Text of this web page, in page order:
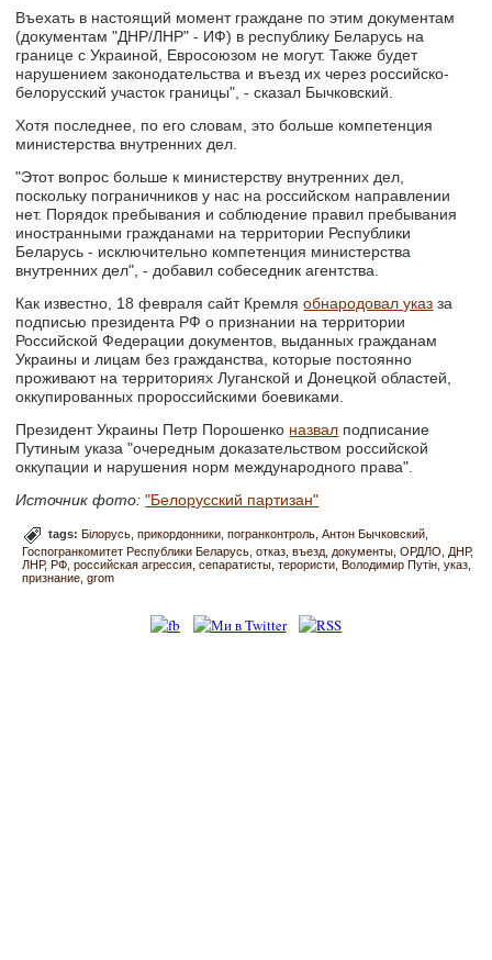
Въехать в настоящий момент граждане по этим документам
(документам "ДНР/ЛНР" - ИФ) в республику Беларусь на
границе с Украиной, Евросоюзом не могут. Также будет
нарушением законодательства и въезд их через российско-
белорусский участок границы", - сказал Бычковский.
Хотя последнее, по его словам, это больше компетенция
министерства внутренних дел.
"Этот вопрос больше к министерству внутренних дел,
поскольку пограничников у нас на российском направлении
нет. Порядок пребывания и соблюдение правил пребывания
иностранными гражданами на территории Республики
Беларусь - исключительно компетенция министерства
внутренних дел", - добавил собеседник агентства.
Как известно, 18 февраля сайт Кремляобнародовал указ за
подписью президента РФ о признании на территории
Российской Федерации документов, выданных гражданам
Украины и лицам без гражданства, которые постоянно
проживают на территориях Луганской и Донецкой областей,
оккупированных пророссийскими боевиками.
Президент Украины Петр Порошенко назвал подписание
Путиным указа "очередным доказательством российской
оккупации и нарушения норм международного права".
Источник фото: "Белорусский партизан"
tags:Білорусь прикордонники погранконтроль Антон Бычковский
Госпогранкомитет Республики Беларусь отказ въезд документы ОРДЛО
ДНР
ЛНР РФ российская агрессия cепаратисты терористи Володимир Путін указ
признание grom